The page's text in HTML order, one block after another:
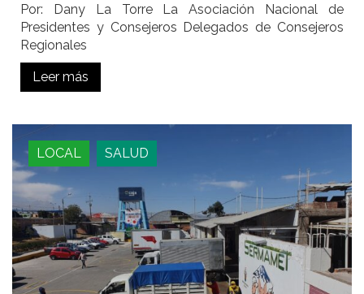
Por: Dany La Torre La Asociación Nacional de
Presidentes y Consejeros Delegados de Consejeros
Regionales
Leer más
LOCAL SALUD